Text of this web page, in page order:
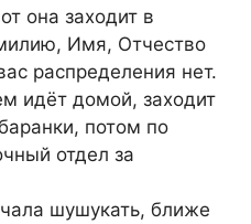
она заходит в
Имя, Отчество
распределения нет.
идёт домой, заходит
потом по
отдел за
шушукать, ближе